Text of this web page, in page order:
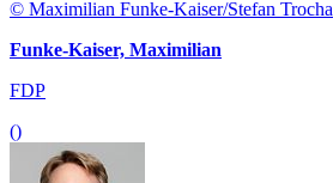
© Maximilian Funke-Kaiser/Stefan Trocha
Funke-Kaiser, Maximilian
FDP
()